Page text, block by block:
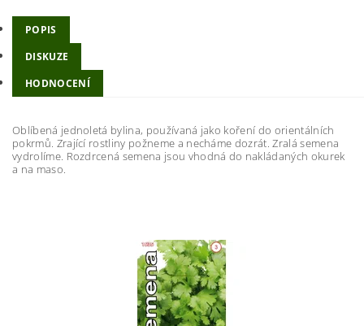
POPIS
DISKUZE
HODNOCENÍ
Oblíbená jednoletá bylina, používaná jako koření do orientálních
pokrmů. Zrající rostliny požneme a necháme dozrát. Zralá semena
vydrolíme. Rozdrcená semena jsou vhodná do nakládaných okurek
a na maso.